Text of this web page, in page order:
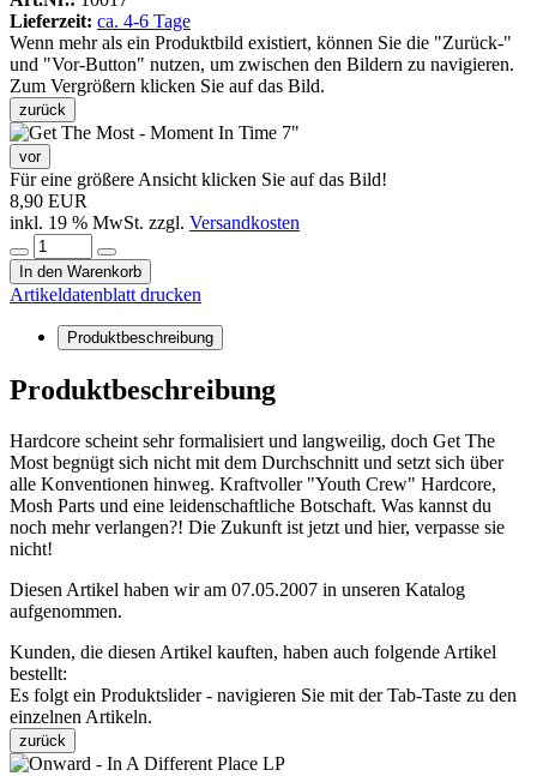
Lieferzeit: ca. 4-6 Tage
Wenn mehr als ein Produktbild existiert, können Sie die "Zurück-"
und "Vor-Button" nutzen, um zwischen den Bildern zu navigieren.
Zum Vergrößern klicken Sie auf das Bild.
zurück
vor
Für eine größere Ansicht klicken Sie auf das Bild!
8,90 EUR
inkl. 19 % MwSt. zzgl. Versandkosten
In den Warenkorb
Artikeldatenblatt drucken
Produktbeschreibung
Produktbeschreibung
Hardcore scheint sehr formalisiert und langweilig, doch Get The
Most begnügt sich nicht mit dem Durchschnitt und setzt sich über
alle Konventionen hinweg. Kraftvoller "Youth Crew" Hardcore,
Mosh Parts und eine leidenschaftliche Botschaft. Was kannst du
noch mehr verlangen?! Die Zukunft ist jetzt und hier, verpasse sie
nicht!
Diesen Artikel haben wir am 07.05.2007 in unseren Katalog
aufgenommen.
Kunden, die diesen Artikel kauften, haben auch folgende Artikel
bestellt:
Es folgt ein Produktslider - navigieren Sie mit der Tab-Taste zu den
einzelnen Artikeln.
zurück